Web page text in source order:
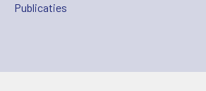
Publicaties